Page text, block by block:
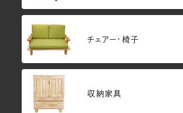
チェアー・椅子
収納家具